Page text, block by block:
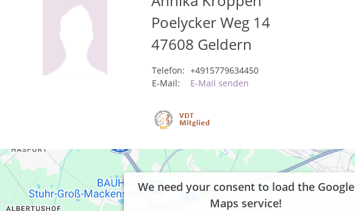
Poelycker Weg 14
47608 Geldern
Telefon: +4915779634450
E-Mail:
E-Mail senden
We need your consent to load the Google
Maps service!